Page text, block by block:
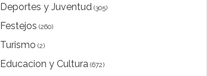
Deportes y Juventud(305)
Festejos (260)
Turismo (2)
Educacion y Cultura(672)